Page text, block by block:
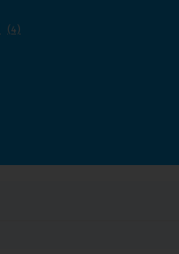
(4)